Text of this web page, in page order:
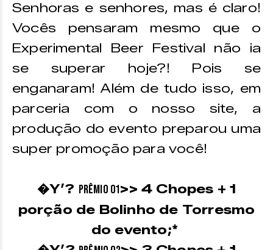
Senhoras e senhores, mas é claro!
Vocês pensaram mesmo que o
Experimental Beer Festival não ia
se superar hoje?! Pois se
enganaram! Além de tudo isso, em
parceria com o nosso site, a
produção do evento preparou uma
super promoção para você!
�Y’? Prêmio 01>> 4 Chopes + 1
porção de Bolinho de Torresmo
do evento;*